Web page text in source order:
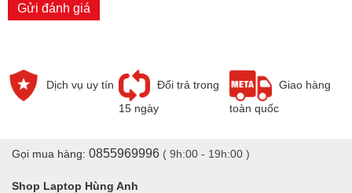
Màn hình laptop bị vỡ do va đập
Gửi đánh giá
Dịch vụ uy tín
Đổi trả trong
15 ngày
Giao hàng
toàn quốc
Gọi mua hàng: 0855969996 ( 9h:00 - 19h:00 )
Shop Laptop Hùng Anh